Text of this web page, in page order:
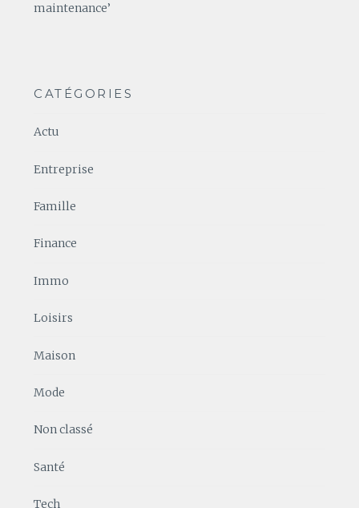
maintenance’
CATÉGORIES
Actu
Entreprise
Famille
Finance
Immo
Loisirs
Maison
Mode
Non classé
Santé
Tech